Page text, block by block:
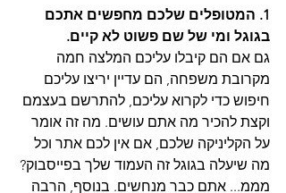
1. המטופלים שלכם מחפשים אתכם
בגוגל ומי של שם פשוט לא קיים.
גם אם הם קיבלו עליכם המלצה חמה
מקרובת משפחה, הם עדיין יריצו עליכם
חיפוש כדי לקרוא עליכם, להתרשם בעצמם
וקצת להכיר מה אתם עושים. מה זה אומר
על הקליניקה שלכם, אם אין לכם אתר וכל
מה שיעלה בגוגל זה העמוד שלך בפייסבוק?
מממ... אתם כבר מנחשים. בנוסף, הרבה